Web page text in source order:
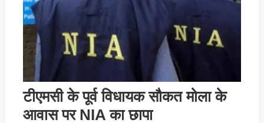
टीएमसी के पूर्व विधायक सौकत मोला के
आवास पर NIA का छापा